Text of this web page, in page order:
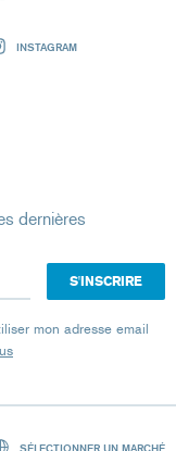
INSTAGRAM
dernières
mon adresse email
SÉLECTIONNER UN MARCHÉ